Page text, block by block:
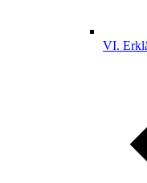
VI.